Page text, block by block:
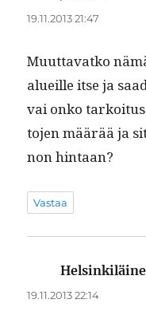
19.11.2013 21:47
Muut­ta­vatko
alueille itse ja
vai onko
to­jen määrää ja
non hintaan?
Vastaa
19.11.2013 22:14